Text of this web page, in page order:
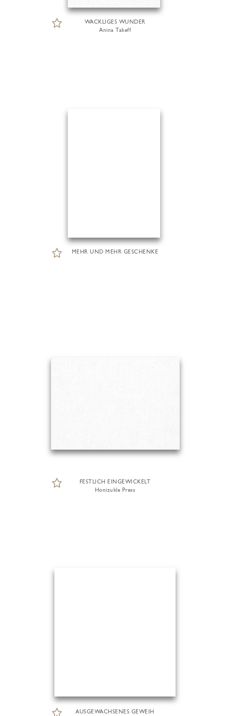
WACKLIGES WUNDER
Anina Takeff
MEHR UND MEHR GESCHENKE
FESTLICH EINGEWICKELT
Honizukle Press
AUSGEWACHSENES GEWEIH